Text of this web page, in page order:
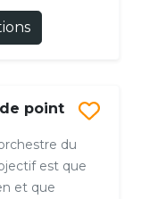
point
du
est que
et que